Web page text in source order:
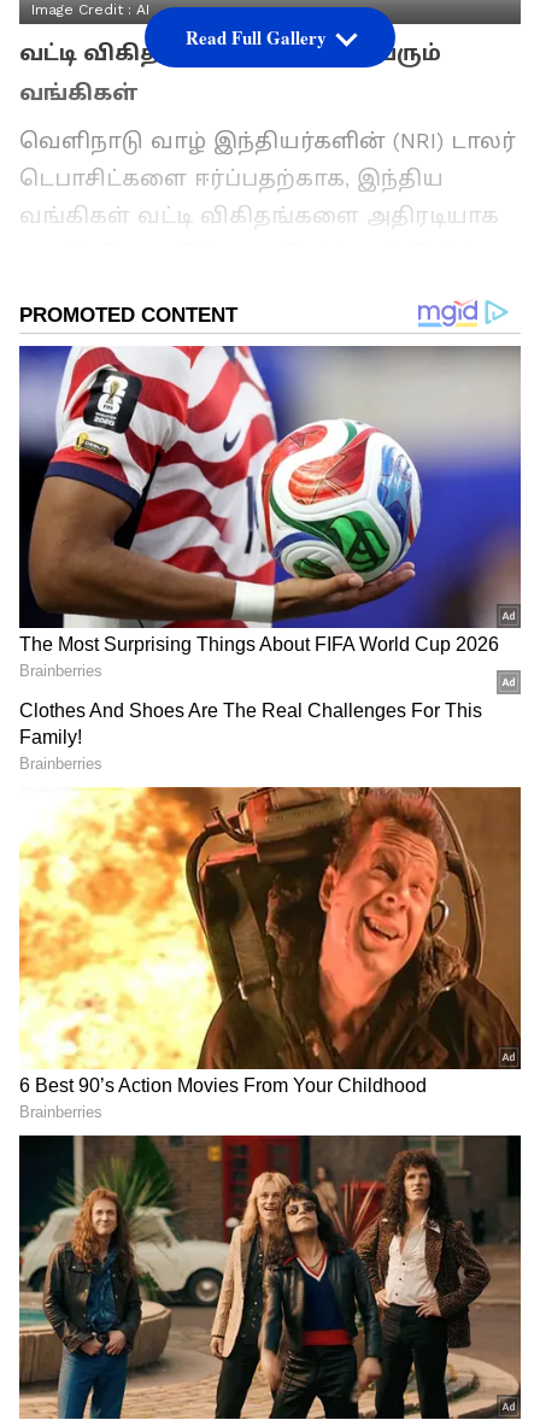
Image Credit : AI
வட்டி விகிதங்களை உயர்த்தி வரும்
வங்கிகள்
வெளிநாடு வாழ் இந்தியர்களின் (NRI) டாலர்
டெபாசிட்களை ஈர்ப்பதற்காக, இந்திய
வங்கிகள் வட்டி விகிதங்களை அதிரடியாக
போட்டி எழுந்துள்ளது. குறிப்பாக, சிறிய
வங்கிகள் அமெரிக்க டாலர்
டெபாசிட்களுக்கு 7 சதவீதத்திற்கும் மேல்
வட்டி வழங்குகின்றன.
வெளிநாடு வாழ் இந்தியர்களிடமிருந்து
(NRIs) அந்நிய செலாவணி டெபாசிட்களை
பெறுவதில் வங்கிகளுக்கு இடையே
இப்போது கடும் போட்டி நிலவி வருகிறது.
அமெரிக்க டாலர் வரத்தை அதிகரிக்க ரிசர்வ்
வங்கி (RBI) சில சிறப்புச் சலுகைகளை
அறிவித்ததே இதற்குக் காரணம். இதைத்
தொடர்ந்து, பல வங்கிகள் வெளிநாட்டு
நாணய குடியுரிமையற்றோர் (வங்கி)
[FCNR(B)] டெபாசிட்களுக்கான வட்டி
விகிதங்களை அதிரடியாக
உயர்த்தியுள்ளன.
ஏசியாநெட் தமிழ்-ஐ உங்கள் முதன்மைத்
தேர்வாக்குங்கள்
Read Full Gallery